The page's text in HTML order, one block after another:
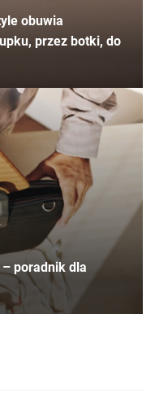
obuwia
przez botki, do
poradnik dla